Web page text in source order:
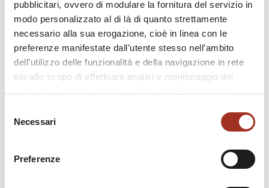
pubblicitari, ovvero di modulare la fornitura del servizio in
modo personalizzato al di là di quanto strettamente
necessario alla sua erogazione, cioè in linea con le
preferenze manifestate dall’utente stesso nell’ambito
dell’utilizzo delle funzionalità e della navigazione in rete
e/o allo scopo di effettuare analisi e monitoraggio dei
nostro sito, con i nostri partner che si occupano di analisi
dei dati web, pubblicità e social media, i quali potrebbero
combinarle con altre informazioni che l'utente ha fornito
loro o che sono stati raccolti durante l'utilizzo dei loro
delNecessari
Preferenze
SIDOGRAS - ESPOSITORE MU43